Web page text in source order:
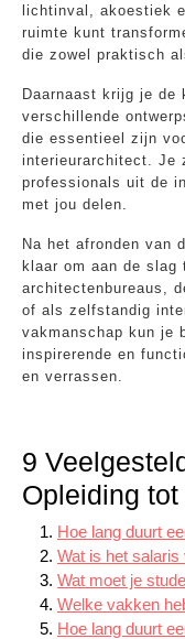
lichtinval, akoestiek
ruimte kunt
die zowel praktisch
Daarnaast krijg je de
verschillende
die essentieel zijn
interieurarchitect. Je
professionals uit de
met jou delen.
Na het afronden van
klaar om aan de
architectenbureaus,
of als zelfstandig
vakmanschap kun je
inspirerende en
en verrassen.
9
Opleiding
Hoe lang duurt
Wat is het
Wat moet je
Welke vakken
Hoe lang duurt